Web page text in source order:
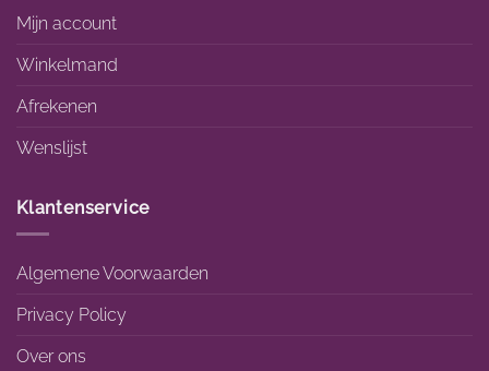
Mijn account
Winkelmand
Afrekenen
Wenslijst
Klantenservice
Algemene Voorwaarden
Privacy Policy
Over ons